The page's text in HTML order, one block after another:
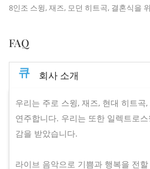
8인조 스윙, 재즈, 모던 히트곡, 결혼식을
FAQ
큐 회사 소개
우리는 주로 스윙, 재즈, 현대 히트곡
연주합니다. 우리는 또한 일렉트로
감을 받았습니다.
라이브 음악으로 기쁨과 행복을 전